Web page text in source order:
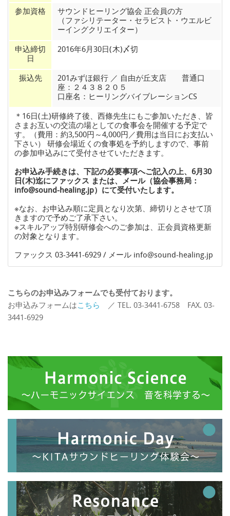
参加資格
サウンドヒーリング協会 正会員の方
（ファシリテーター・セラピスト・ウエルビ
ーイングクリエイター）
申込締切
日
2016年6月30日(木)〆切
振込先
201みずほ銀行 ／ 自由が丘支店 普通口
座：２４３８２０５
口座名：ヒーリングバイブレーションCS
＊16日(土)研修終了後、西條先生にもご参加いただき、皆
さまお互いの交流の場としての食事会を開催する予定で
す。（費用：約3,500円～4,000円／費用は当日にお支払い
下さい） 研修会場近くの食事処を予約しますので、事前
の参加申込みにて受付させていただきます。
お申込み手続きは、下記の必要事項へご記入の上、6月30
日(木)迄にファックス または、メール（協会事務局：
info@sound-healing.jp）にて受付いたします。
※なお、お申込み順に定員となり次第、締切りとさせて頂
きますので予めご了承下さい。
※スキルアップ特別研修会へのご参加は、正会員資格更新
の対象となります。
ファックス 03-3441-6929 / メール info@sound-healing.jp
こちらのお申込みフォームでも受付ております。
お申込みフォームは こちら
／ TEL. 03-3441-6758 FAX. 03-
3441-6929